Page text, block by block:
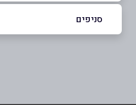
באתר
סניפים